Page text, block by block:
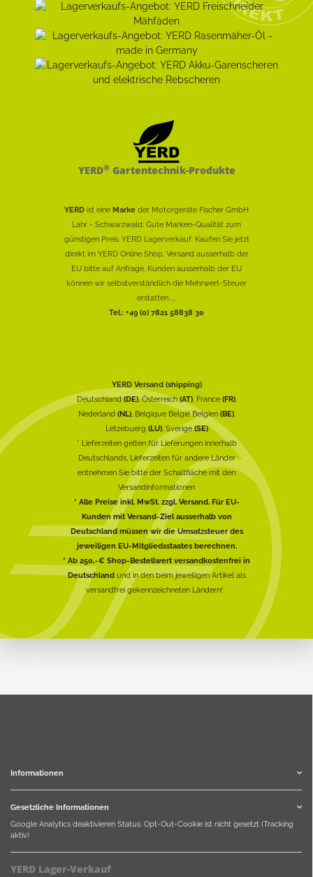
YERD®Gartentechnik-Produkte
YERD ist eine Marke der Motorgeräte Fischer GmbH
Lahr - Schwarzwald: Gute Marken-Qualität zum
günstigen Preis. YERD Lagerverkauf: Kaufen Sie jetzt
direkt im YERD Online Shop. Versand ausserhalb der
EU bitte auf Anfrage. Kunden ausserhalb der EU
können wir selbstverständlich die Mehrwert-Steuer
erstatten......
Tel.: +49 (0) 7821 58838 30
YERD Versand (shipping)
Deutschland(DE), Österreich(AT), France (FR),
Nederland (NL), Belgique België Belgien (BE),
Lëtzebuerg (LU), Sverige(SE)
* Lieferzeiten gelten für Lieferungen innerhalb
Deutschlands, Lieferzeiten für andere Länder
entnehmen Sie bitte der Schaltfläche mit den
Versandinformationen
* Alle Preise inkl. MwSt. zzgl. Versand. Für EU-
Kunden mit Versand-Ziel ausserhalb von
Deutschland müssen wir die Umsatzsteuer des
jeweiligen EU-Mitgliedsstaates berechnen.
* Ab 250,-€ Shop-Bestellwert versandkostenfrei in
Deutschlandund in den beim jeweiligen Artikel als
versandfrei gekennzeichneten Ländern!
Informationen
Gesetzliche Informationen
Google Analytics deaktivieren Status: Opt-Out-Cookie ist nicht gesetzt (Tracking
aktiv)
YERD Lager-Verkauf